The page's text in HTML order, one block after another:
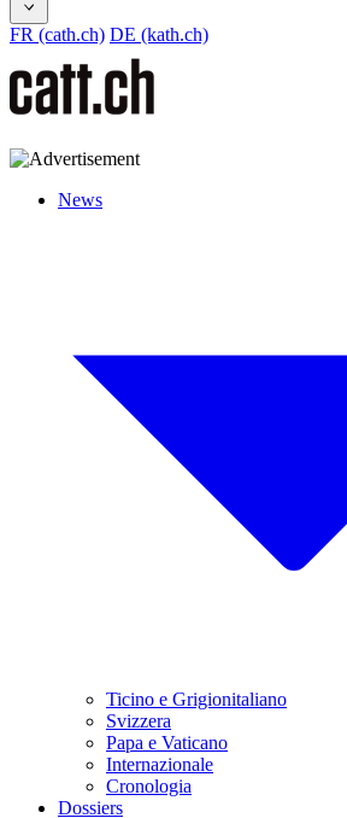
FR (cath.ch) DE (kath.ch)
News
Ticino e Grigionitaliano
Svizzera
Papa e Vaticano
Internazionale
Cronologia
Dossiers